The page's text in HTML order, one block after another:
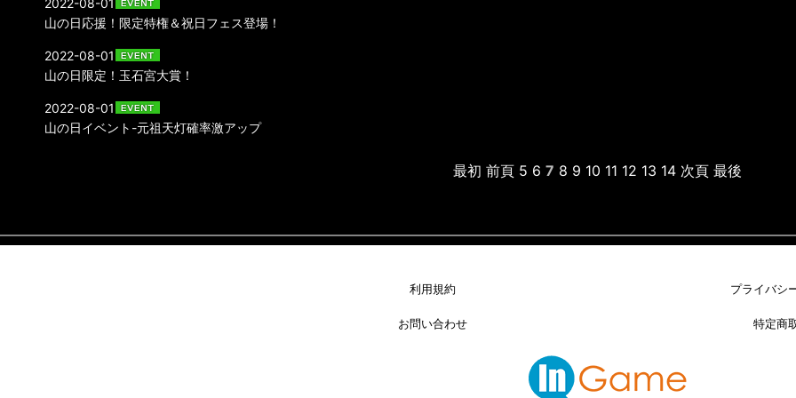
山の日応援！限定特権＆祝日フェス登場！
山の日限定！玉石宮大賞！
2022-08-01
山の日イベント-元祖天灯確率激アップ
2022-08-01
最初 前頁 5 6 7 8 9 10 11 12 13 14 次頁 最後
利用規約 プライバシ
お問い合わせ 特定商